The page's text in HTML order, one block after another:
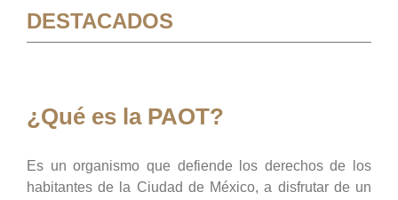
DESTACADOS
¿Qué es la PAOT?
Es un organismo que defiende los derechos de los
habitantes de la Ciudad de México, a disfrutar de un